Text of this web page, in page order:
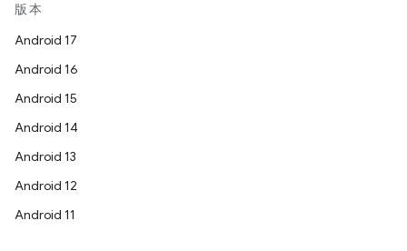
版本
Android 17
Android 16
Android 15
Android 14
Android 13
Android 12
Android 11